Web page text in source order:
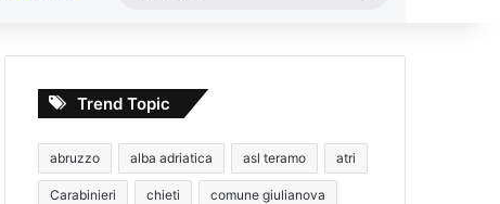
Trend Topic
abruzzo alba adriatica asl teramo atri
Carabinieri chieti comune giulianova